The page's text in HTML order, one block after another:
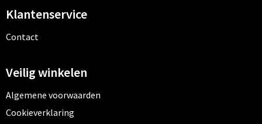
Klantenservice
Contact
Veilig winkelen
Algemene voorwaarden
Cookieverklaring